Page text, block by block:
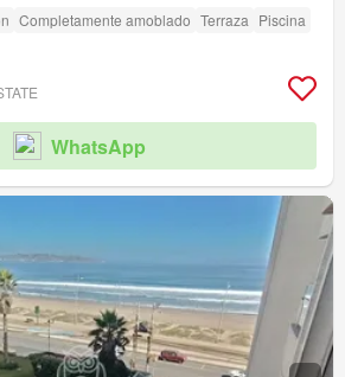
Completamente amoblado Terraza Piscina
WhatsApp